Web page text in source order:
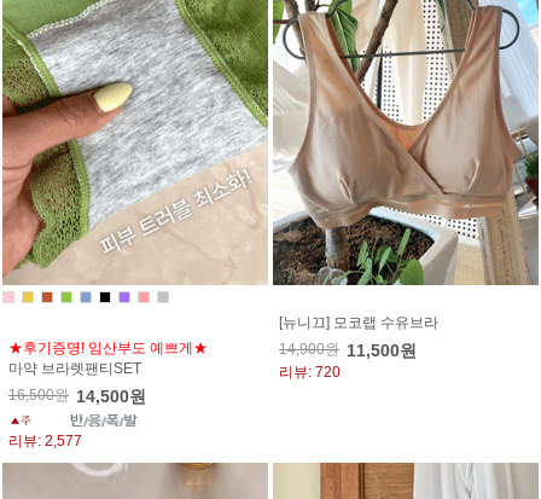
★후기증명! 임산부도 예쁘게★
마약 브라렛팬티SET
16,500원 14,500원
리뷰: 2,577
[뉴니끄] 모코랩 수유브라
14,900원 11,500원
리뷰: 720